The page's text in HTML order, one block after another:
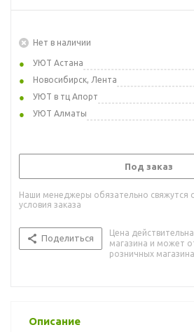
Нет в наличии
УЮТ Астана
Новосибирск, Лента
УЮТ в тц Апорт
УЮТ Алматы
Под заказ
Наши менеджеры обязательно свяжутся
условия заказа
Поделиться
Цена
магазина и может
розничных
Описание